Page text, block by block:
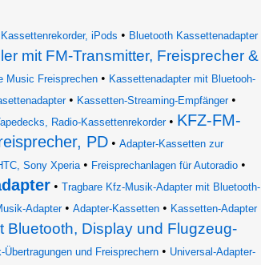
iPods • Bluetooth Kassettenadapter
mit FM-Transmitter, Freisprecher &
Music Freisprechen• Kassettenadapter mit Bluetooh-
• Kassetten-Streaming-Empfänger•
Radio-Kassettenrekorder• KFZ-FM-
PD• Adapter-Kassetten zur
Sony Xperia • Freisprechanlagen für Autoradio •
• Tragbare Kfz-Musik-Adapter mit Bluetooth-
Adapter• Adapter-Kassetten • Kassetten-Adapter
Bluetooth, Display und Flugzeug-
und Freisprechern• Universal-Adapter-